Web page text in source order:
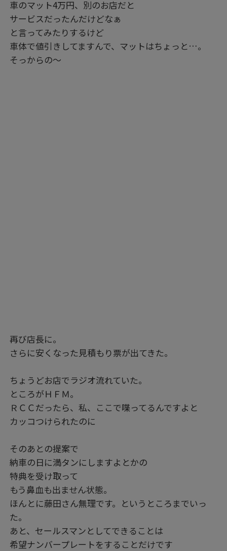
車のマット4万円、別のお店だと
サービスだったんだけどなぁ
と言ってみたりするけど
車体で値引きしてますんで、マットはちょっと…。
そっからの～
再び店長に。
さらに安くなった見積もり票が出てきた。
ちょうどお店でラジオ流れていた。
ところがＨＦＭ。
ＲＣＣだったら、私、ここで喋ってるんですよと
カッコつけられたのに
そのあとの提案で
納車の日に満タンにしますよとかの
特典を受け取って
もう鼻血も出ません状態。
ほんとに藤田さん無理です。というところまでいっ
た。
あと、セールスマンとしてできることは
希望ナンバープレートをすることだけです